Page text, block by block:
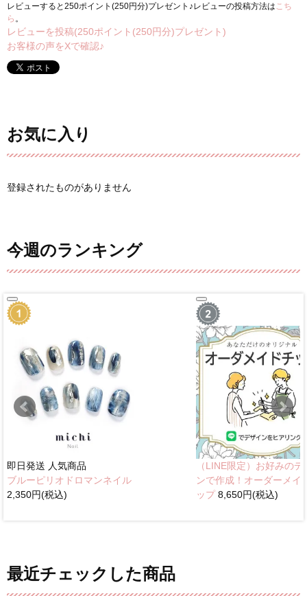
レビューすると250ポイント(250円分)プレゼント♪レビューの投稿方法は こち
ら 。
レビューを投稿(250ポイント(250円分)プレゼント)
お客様の声をXで確認♪
お気に入り
登録されたものがありません
今週のランキング
即日発送 人気商品
ブルーピリオドロマンネイル
2,350円(税込)
（LINE限定）お好みのデ
ンで作成！オーダーメイ
ップ8,650円(税込)
最近チェックした商品